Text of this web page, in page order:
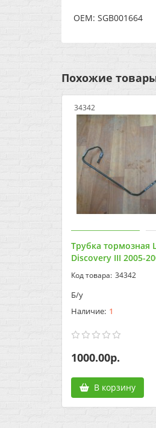
OEM: SGB001664
Похожие
34342
Трубка тормозная
Discovery III 2005-
34342
Б/у
1
1000.00р.
В корзину